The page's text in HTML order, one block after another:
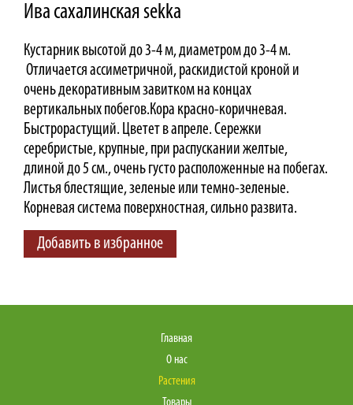
Ива сахалинская sekka
Кустарник высотой до 3-4 м, диаметром до 3-4 м.
Отличается ассиметричной, раскидистой кроной и
очень декоративным завитком на концах
вертикальных побегов.Кора красно-коричневая.
Быстрорастущий. Цветет в апреле. Сережки
серебристые, крупные, при распускании желтые,
длиной до 5 см., очень густо расположенные на побегах.
Листья блестящие, зеленые или темно-зеленые.
Корневая система поверхностная, сильно развита.
Добавить в избранное
Главная
О нас
Растения